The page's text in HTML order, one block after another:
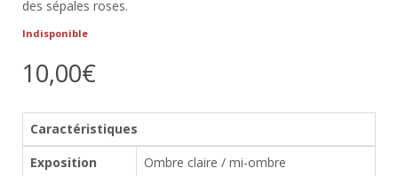
des sépales roses.
Indisponible
10,00€
Caractéristiques
Exposition
Ombre claire / mi-ombre